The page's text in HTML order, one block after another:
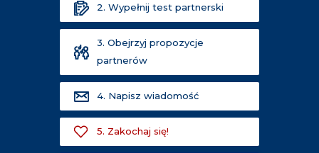
2. Wypełnij test partnerski
3. Obejrzyj propozycje
partnerów
4. Napisz wiadomość
5. Zakochaj się!